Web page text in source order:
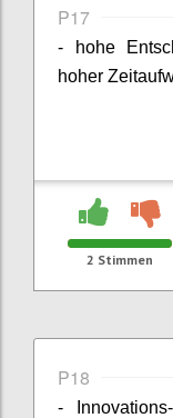
P17
- hohe
hoher
2 Stimmen
P18
-